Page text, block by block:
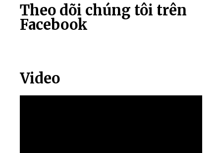
Theo dõi chúng tôi trên
Facebook
Video